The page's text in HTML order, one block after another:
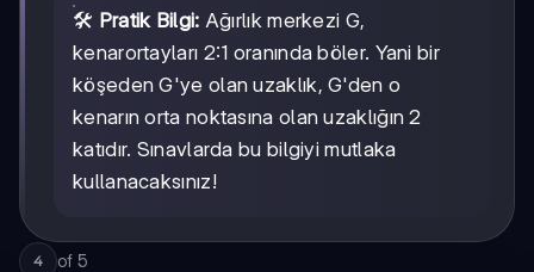
🛠️ Pratik Bilgi: Ağırlık merkezi G,
kenarortayları 2:1 oranında böler. Yani bir
köşeden G'ye olan uzaklık, G'den o
kenarın orta noktasına olan uzaklığın 2
katıdır. Sınavlarda bu bilgiyi mutlaka
kullanacaksınız!
4 of 5